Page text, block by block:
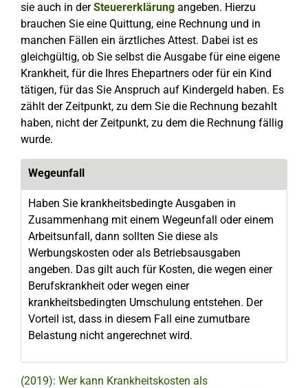
sie auch in derSteuererklärung angeben. Hierzu
brauchen Sie eine Quittung, eine Rechnung und in
manchen Fällen ein ärztliches Attest. Dabei ist es
gleichgültig, ob Sie selbst die Ausgabe für eine eigene
Krankheit, für die Ihres Ehepartners oder für ein Kind
tätigen, für das Sie Anspruch auf Kindergeld haben. Es
zählt der Zeitpunkt, zu dem Sie die Rechnung bezahlt
haben, nicht der Zeitpunkt, zu dem die Rechnung fällig
wurde.
Wegeunfall
Haben Sie krankheitsbedingte Ausgaben in
Zusammenhang mit einem Wegeunfall oder einem
Arbeitsunfall, dann sollten Sie diese als
Werbungskosten oder als Betriebsausgaben
angeben. Das gilt auch für Kosten, die wegen einer
Berufskrankheit oder wegen einer
krankheitsbedingten Umschulung entstehen. Der
Vorteil ist, dass in diesem Fall eine zumutbare
Belastung nicht angerechnet wird.
(2019): Wer kann Krankheitskosten als